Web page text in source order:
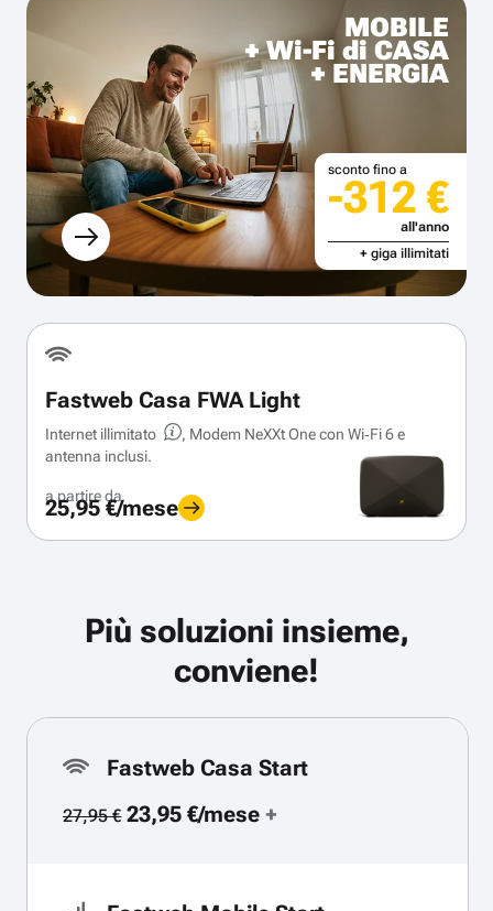
MOBILE
+ Wi-Fi di CASA
+ ENERGIA
sconto fino a
-312 €
all'anno
+ giga illimitati
Fastweb Casa FWA Light
Internet illimitato
, Modem NeXXt One con Wi‑Fi 6 e
antenna inclusi.
a partire da
25,95 €/mese
Più soluzioni insieme,
conviene!
Fastweb Casa Start
27,95 €23,95 €/mese+